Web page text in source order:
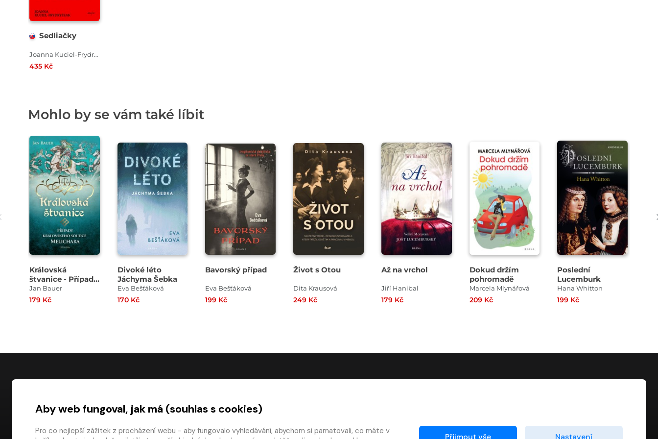
Sedliačky
Joanna Kuciel-Frydryszak
435 Kč
Mohlo by se vám také líbit
Královská
štvanice - Případy
královského
soudce Melichara
Jan Bauer
179 Kč
Divoké léto
Jáchyma Šebka
Eva Bešťáková
170 Kč
Bavorský případ
Eva Bešťáková
199 Kč
Život s Otou
Dita Krausová
249 Kč
Až na vrchol
Jiří Hanibal
179 Kč
Dokud držím
pohromadě
Marcela Mlynářová
209 Kč
Poslední
Lucemburk
Hana Whitton
199 Kč
Časté dotazy
Platba
Kontakty
Aby web fungoval, jak má (souhlas s cookies)
Pro co nejlepší zážitek z procházení webu - aby fungovalo vyhledávání, abychom si pamatovali, co máte v
Přijmout vše Nastavení